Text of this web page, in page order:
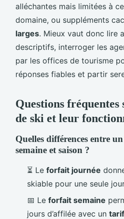
alléchantes mais limitées à
domaine, ou suppléments
larges. Mieux vaut donc lire
descriptifs, interroger les
par les offices de tourisme
réponses fiables et partir
Questions
de ski et leur
Quelles différences entre
semaine et saison ?
⏳ Le forfait journée
skiable pour une seule
📅 Le forfait semaine
jours d’affilée avec un